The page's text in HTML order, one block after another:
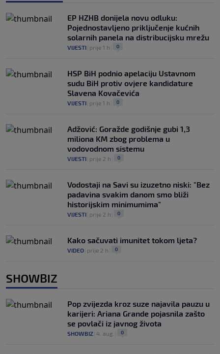
EP HZHB donijela novu odluku:
Pojednostavljeno priključenje kućnih
solarnih panela na distribucijsku mrežu
VIJESTI prije 1 h 0
HSP BiH podnio apelaciju Ustavnom
sudu BiH protiv ovjere kandidature
Slavena Kovačevića
VIJESTI prije 1 h 0
Adžović: Goražde godišnje gubi 1,3
miliona KM zbog problema u
vodovodnom sistemu
VIJESTI prije 2 h 0
Vodostaji na Savi su izuzetno niski: "Bez
padavina svakim danom smo bliži
historijskim minimumima"
VIJESTI prije 2 h 0
Kako sačuvati imunitet tokom ljeta?
VIDEO prije 2 h 0
SHOWBIZ
Pop zvijezda kroz suze najavila pauzu u
karijeri: Ariana Grande pojasnila zašto
se povlači iz javnog života
SHOWBIZ 4. aug. 0